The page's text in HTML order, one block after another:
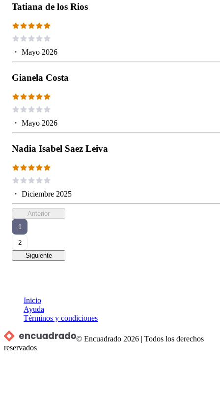
Tatiana de los Rios
・ Mayo 2026
Gianela Costa
・ Mayo 2026
Nadia Isabel Saez Leiva
・ Diciembre 2025
Anterior
1
2
Siguiente
Inicio
Ayuda
Términos y condiciones
© Encuadrado 2026 |Todos los derechos
reservados